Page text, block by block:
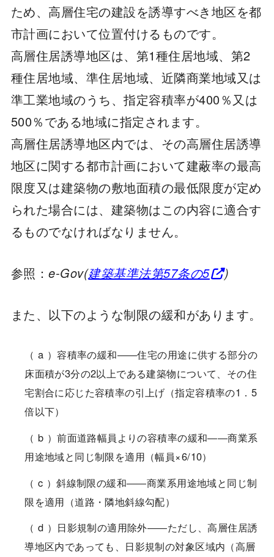
ため、高層住宅の建設を誘導すべき地区を都
市計画において位置付けるものです。
高層住居誘導地区は、第1種住居地域、第2
種住居地域、準住居地域、近隣商業地域又は
準工業地域のうち、指定容積率が400％又は
500％である地域に指定されます。
高層住居誘導地区内では、その高層住居誘導
地区に関する都市計画において建蔽率の最高
限度又は建築物の敷地面積の最低限度が定め
られた場合には、建築物はこの内容に適合す
るものでなければなりません。
参照：e-Gov(建築基準法第57条の5 )
また、以下のような制限の緩和があります。
（ a ）容積率の緩和――住宅の用途に供する部分の
床面積が3分の2以上である建築物について、その住
宅割合に応じた容積率の引上げ（指定容積率の1．5
倍以下）
（ b ）前面道路幅員よりの容積率の緩和――商業系
用途地域と同じ制限を適用（幅員×6/10）
（ c ）斜線制限の緩和――商業系用途地域と同じ制
限を適用（道路・隣地斜線勾配）
（ d ）日影規制の適用除外――ただし、高層住居誘
導地区内であっても、日影規制の対象区域内（高層